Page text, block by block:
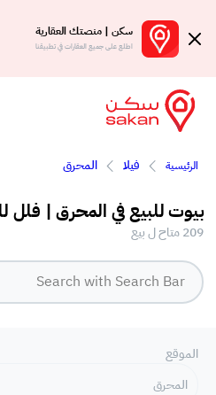
سكن | منصتك العقارية
اطلع على جميع العقارات في تطبيقنا
الرئيسية فيلا المحرق
بيوت للبيع في المحرق | فلل
209 متاح ل بيع
الموقع
المحرق